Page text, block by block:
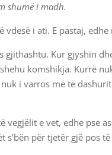
shumë i madh.
i ati. E pastaj,
gjithashtu. Kur gjyshin
komshikja. Kurrë
i varros më të
vegjëlit e vet, edhe pse
s’bën për tjetër gjë pos